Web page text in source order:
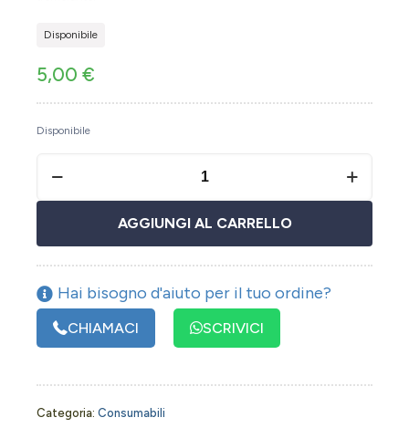
Disponibile
5,00 €
Disponibile
AGGIUNGI AL CARRELLO
Hai bisogno d'aiuto per il tuo ordine?
CHIAMACI SCRIVICI
Categoria: Consumabili